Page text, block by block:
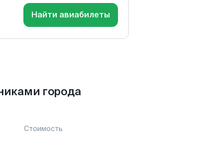
Найти авиабилеты
города
Стоимость